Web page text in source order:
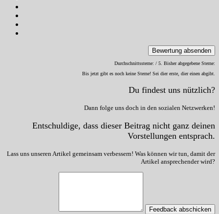
Bewertung absenden
Durchschnittssterne: / 5. Bisher abgegebene Sterne:
Bis jetzt gibt es noch keine Sterne! Sei dier erste, dier einen abgibt.
Du findest uns nützlich?
Dann folge uns doch in den sozialen Netzwerken!
Entschuldige, dass dieser Beitrag nicht ganz deinen
Vorstellungen entsprach.
Lass uns unseren Artikel gemeinsam verbessern! Was können wir tun, damit der
Artikel ansprechender wird?
Feedback abschicken